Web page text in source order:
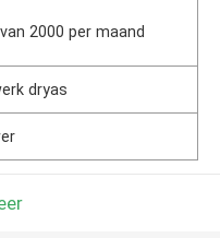
2000 per maand
dryas